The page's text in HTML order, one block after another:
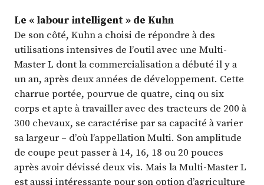
Le « labour intelligent » de Kuhn
De son côté, Kuhn a choisi de répondre à des
utilisations intensives de l’outil avec une Multi-
Master L dont la commercialisation a débuté il y a
un an, après deux années de développement. Cette
charrue portée, pourvue de quatre, cinq ou six
corps et apte à travailler avec des tracteurs de 200 à
300 chevaux, se caractérise par sa capacité à varier
sa largeur – d’où l’appellation Multi. Son amplitude
de coupe peut passer à 14, 16, 18 ou 20 pouces
après avoir dévissé deux vis. Mais la Multi-Master L
est aussi intéressante pour son option d’agriculture